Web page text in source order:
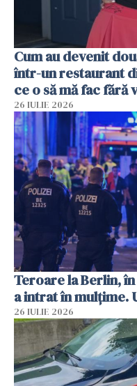
Cum au devenit
într-un restaurant
ce o să mă fac fără
26 IULIE 2026
Teroare la Berlin,
a intrat în mulțime.
26 IULIE 2026